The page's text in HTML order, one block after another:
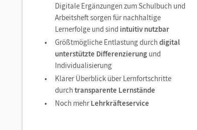
Digitale Ergänzungen zum Schulbuch und
Arbeitsheft sorgen für nachhaltige
Lernerfolge und sind intuitiv nutzbar
Größtmögliche Entlastung durch digital
unterstützte Differenzierung und
Individualisierung
Klarer Überblick über Lernfortschritte
durch transparente Lernstände
Noch mehrLehrkräfteservice